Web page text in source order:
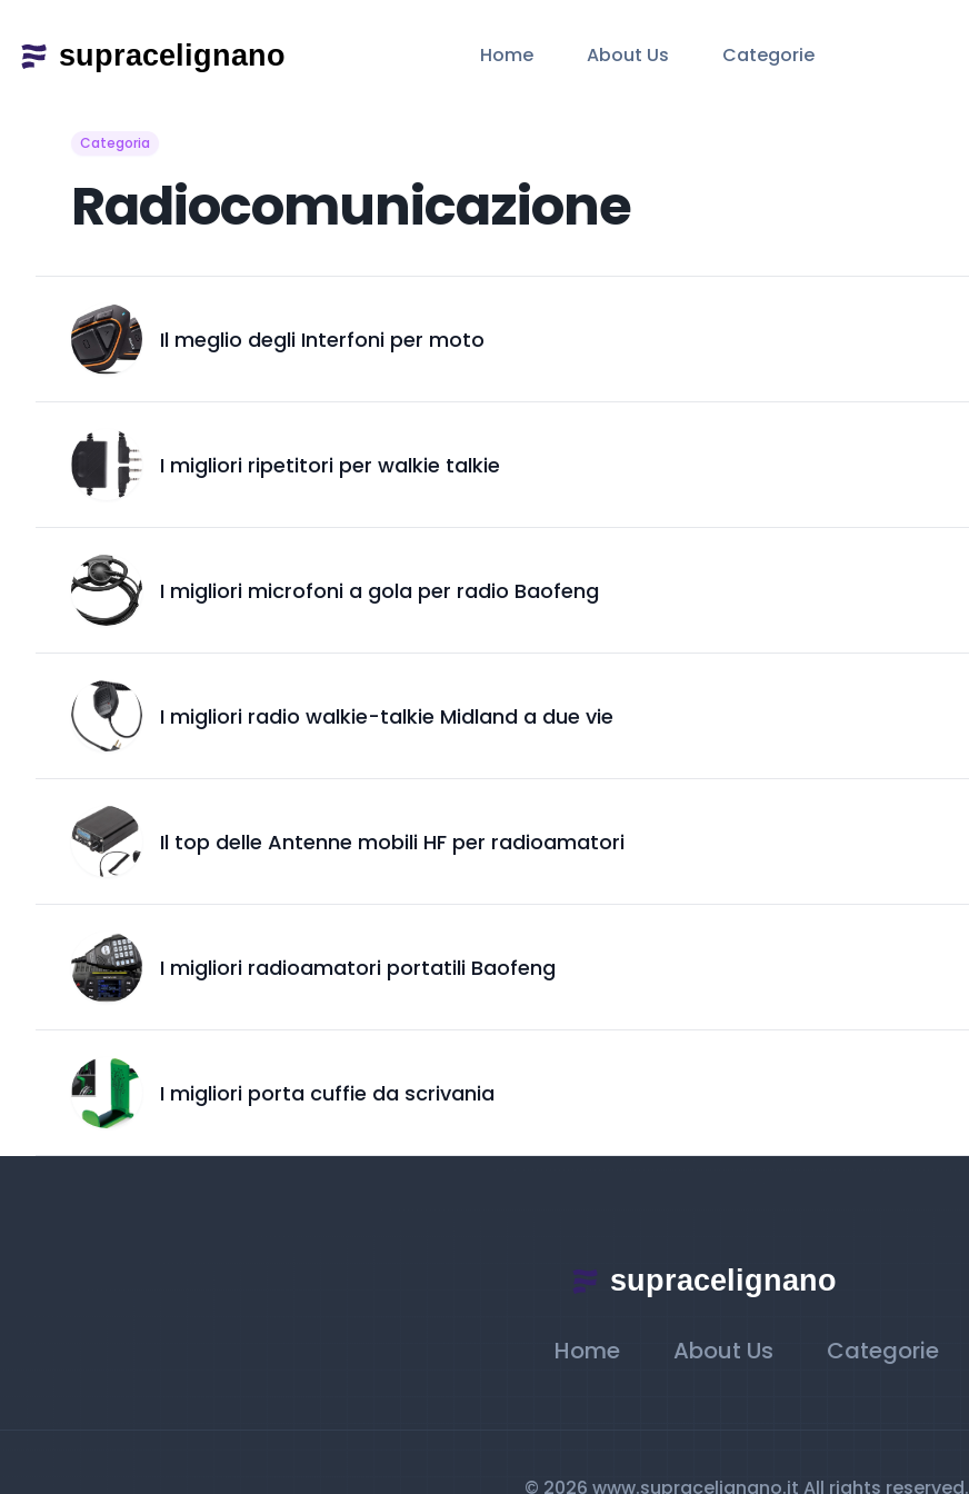
Home About Us Categorie
Categoria
Radiocomunicazione
Il meglio degli Interfoni per moto
I migliori ripetitori per walkie talkie
I migliori microfoni a gola per radio Baofeng
I migliori radio walkie-talkie Midland a due vie
Il top delle Antenne mobili HF per radioamatori
I migliori radioamatori portatili Baofeng
I migliori porta cuffie da scrivania
Home About Us Categorie
© 2026 www.supracelignano.it All rights reserved.